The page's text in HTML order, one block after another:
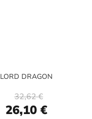
LORD DRAGON
Special
Price
26,10 €
32,62 €